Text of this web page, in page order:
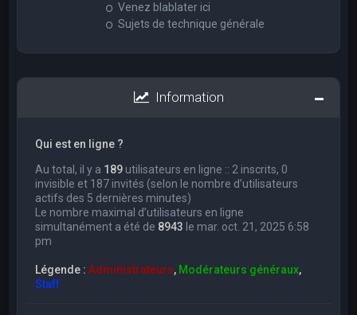
Venez blablater ici
Sujets de technique générale
Information
Qui est en ligne ?
Au total, il y a 189 utilisateurs en ligne :: 2 inscrits, 0
invisible et 187 invités (selon le nombre d’utilisateurs
actifs des 5 dernières minutes)
Le nombre maximal d’utilisateurs en ligne
simultanément a été de 8943 le mar. oct. 21, 2025 6:58
pm
Légende :Administrateurs, Modérateurs généraux,
Staff